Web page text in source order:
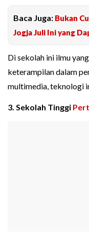
Baca Juga: Bukan
Jogja Juli Ini yang
Di sekolah ini ilmu
keterampilan dalam
multimedia, teknologi
3. Sekolah Tinggi